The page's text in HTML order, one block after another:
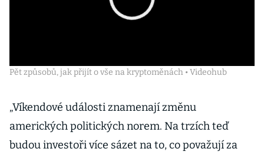
Pět způsobů, jak přijít o vše na kryptoměnách • Videohub
„Víkendové události znamenají změnu
amerických politických norem. Na trzích teď
budou investoři více sázet na to, co považují za